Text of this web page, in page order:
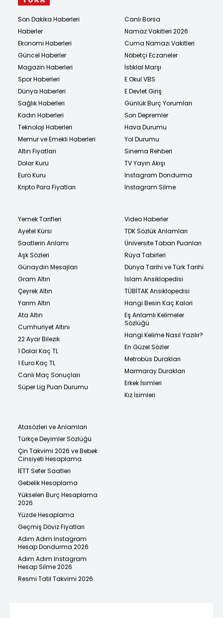
Son Dakika Haberleri
Haberler
Ekonomi Haberleri
Güncel Haberler
Magazin Haberleri
Spor Haberleri
Dünya Haberleri
Sağlık Haberleri
Kadın Haberleri
Teknoloji Haberleri
Memur ve Emekli Haberleri
Altın Fiyatları
Dolar Kuru
Euro Kuru
Kripto Para Fiyatları
Canlı Borsa
Namaz Vakitleri 2026
Cuma Namazı Vakitleri
Nöbetçi Eczaneler
İstiklal Marşı
E Okul VBS
E Devlet Giriş
Günlük Burç Yorumları
Son Depremler
Hava Durumu
Yol Durumu
Sinema Rehberi
TV Yayın Akışı
Instagram Dondurma
Instagram Silme
Yemek Tarifleri
Ayetel Kürsi
Saatlerin Anlamı
Aşk Sözleri
Günaydın Mesajları
Gram Altın
Çeyrek Altın
Yarım Altın
Ata Altın
Cumhuriyet Altını
22 Ayar Bilezik
1 Dolar Kaç TL
1 Euro Kaç TL
Canlı Maç Sonuçları
Süper Lig Puan Durumu
Video Haberler
TDK Sözlük Anlamları
Üniversite Taban Puanları
Rüya Tabirleri
Dünya Tarihi ve Türk Tarihi
İslam Ansiklopedisi
TÜBİTAK Ansiklopedisi
Hangi Besin Kaç Kalori
Eş Anlamlı Kelimeler
Sözlüğü
Hangi Kelime Nasıl Yazılır?
En Güzel Sözler
Metrobüs Durakları
Marmaray Durakları
Erkek İsimleri
Kız İsimleri
Atasözleri ve Anlamları
Türkçe Deyimler Sözlüğü
Çin Takvimi 2026 ve Bebek
Cinsiyeti Hesaplama
İETT Sefer Saatleri
Gebelik Hesaplama
Yükselen Burç Hesaplama
2026
Yüzde Hesaplama
Geçmiş Döviz Fiyatları
Adım Adım Instagram
Hesap Dondurma 2026
Adım Adım Instagram
Hesap Silme 2026
Resmi Tatil Takvimi 2026